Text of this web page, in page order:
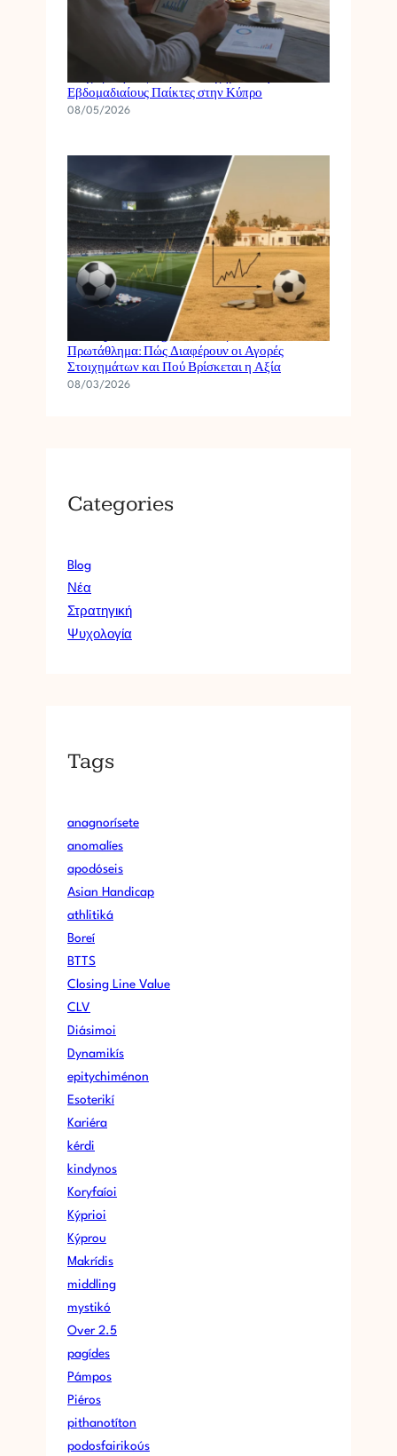
Διαχείριση Κεφαλαίου Στοιχημάτων για
Εβδομαδιαίους Παίκτες στην Κύπρο
08/05/2026
Champions League vs Κυπριακό
Πρωτάθλημα: Πώς Διαφέρουν οι Αγορές
Στοιχημάτων και Πού Βρίσκεται η Αξία
08/03/2026
Categories
Blog
Νέα
Στρατηγική
Ψυχολογία
Tags
anagnorísete
anomalíes
apodóseis
Asian Handicap
athlitiká
Boreí
BTTS
Closing Line Value
CLV
Diásimoi
Dynamikís
epitychiménon
Esoterikí
Kariéra
kérdi
kindynos
Koryfaíoi
Kýprioi
Kýprou
Makrídis
middling
mystikó
Over 2.5
pagídes
Pámpos
Piéros
pithanotíton
podosfairikoús